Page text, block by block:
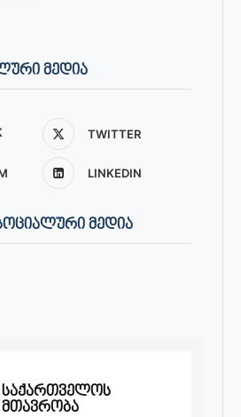
ᲛᲔᲓᲘᲐ
TWITTER
LINKEDIN
ᲛᲔᲓᲘᲐ
საქართველოს
მთავრობა